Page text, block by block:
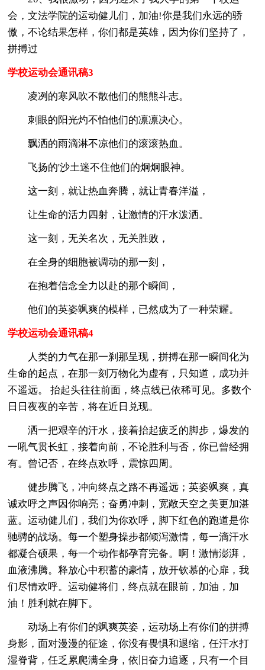
会，文法学院的运动健儿们，加油!你是我们永远的骄
傲，不论结果怎样，你们都是英雄，因为你们坚持了，
拼搏过
学校运动会通讯稿3
凌冽的寒风吹不散他们的熊熊斗志。
刺眼的阳光灼不怕他们的凛凛决心。
飘洒的雨滴淋不凉他们的滚滚热血。
飞扬的'沙土迷不住他们的炯炯眼神。
这一刻，就让热血奔腾，就让青春洋溢，
让生命的活力四射，让激情的汗水泼洒。
这一刻，无关名次，无关胜败，
在全身的细胞被调动的那一刻，
在抱着信念全力以赴的那个瞬间，
他们的英姿飒爽的模样，已然成为了一种荣耀。
学校运动会通讯稿4
人类的力气在那一刹那呈现，拼搏在那一瞬间化为
生命的起点，在那一刻万物化为虚有，只知道，成功并
不遥远。 抬起头往往前面，终点线已依稀可见。多数个
日日夜夜的辛苦，将在近日兑现。
洒一把艰辛的汗水，接着抬起疲乏的脚步，爆发的
一吼气贯长虹，接着向前，不论胜利与否，你已曾经拥
有。曾记否，在终点欢呼，震惊四周。
健步腾飞，冲向终点之路不再遥远；英姿飒爽，真
诚欢呼之声因你响亮；奋勇冲刺，宽敞天空之美更加湛
蓝。运动健儿们，我们为你欢呼，脚下红色的跑道是你
驰骋的战场。每一个塑身操步都倾泻激情，每一滴汗水
都凝合硕果，每一个动作都孕育完备。啊！激情澎湃，
血液沸腾。释放心中积蓄的豪情，放开钦慕的心扉，我
们尽情欢呼。运动健将们，终点就在眼前，加油，加
油！胜利就在脚下。
动场上有你们的飒爽英姿，运动场上有你们的拼搏
身影，面对漫漫的征途，你没有畏惧和退缩，任汗水打
湿脊背，任乏累爬满全身，依旧奋力追逐，只有一个目